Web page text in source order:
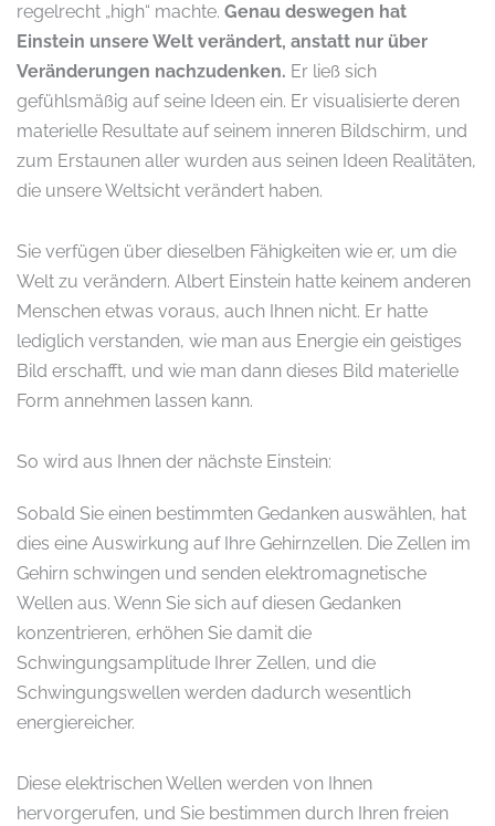
regelrecht „high“ machte. Genau deswegen hat
Einstein unsere Welt verändert, anstatt nur über
Veränderungen nachzudenken. Er ließ sich
gefühlsmäßig auf seine Ideen ein. Er visualisierte deren
materielle Resultate auf seinem inneren Bildschirm, und
zum Erstaunen aller wurden aus seinen Ideen Realitäten,
die unsere Weltsicht verändert haben.
Sie verfügen über dieselben Fähigkeiten wie er, um die
Welt zu verändern. Albert Einstein hatte keinem anderen
Menschen etwas voraus, auch Ihnen nicht. Er hatte
lediglich verstanden, wie man aus Energie ein geistiges
Bild erschafft, und wie man dann dieses Bild materielle
Form annehmen lassen kann.
So wird aus Ihnen der nächste Einstein:
Sobald Sie einen bestimmten Gedanken auswählen, hat
dies eine Auswirkung auf Ihre Gehirnzellen. Die Zellen im
Gehirn schwingen und senden elektromagnetische
Wellen aus. Wenn Sie sich auf diesen Gedanken
konzentrieren, erhöhen Sie damit die
Schwingungsamplitude Ihrer Zellen, und die
Schwingungswellen werden dadurch wesentlich
energiereicher.
Diese elektrischen Wellen werden von Ihnen
hervorgerufen, und Sie bestimmen durch Ihren freien